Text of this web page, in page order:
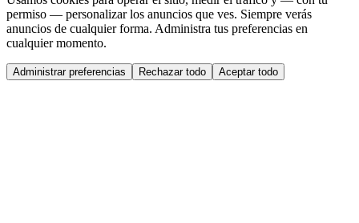
permiso — personalizar los anuncios que ves. Siempre verás
anuncios de cualquier forma. Administra tus preferencias en
cualquier momento.
Administrar preferencias Rechazar todo Aceptar todo